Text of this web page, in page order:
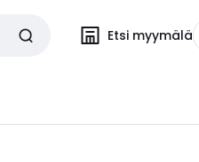
Etsi myymälä